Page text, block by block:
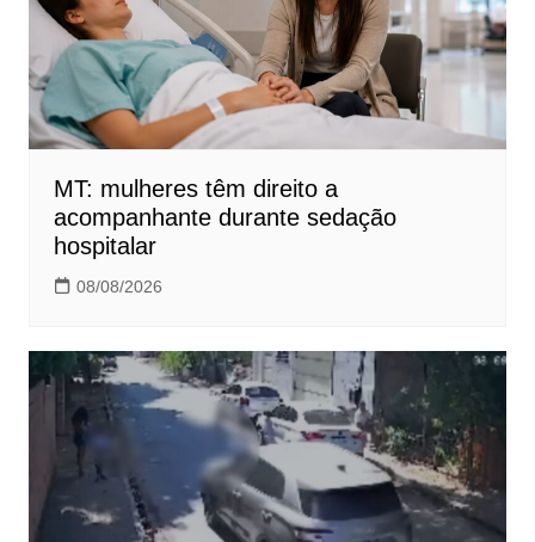
MT: mulheres têm direito a
acompanhante durante sedação
hospitalar
08/08/2026